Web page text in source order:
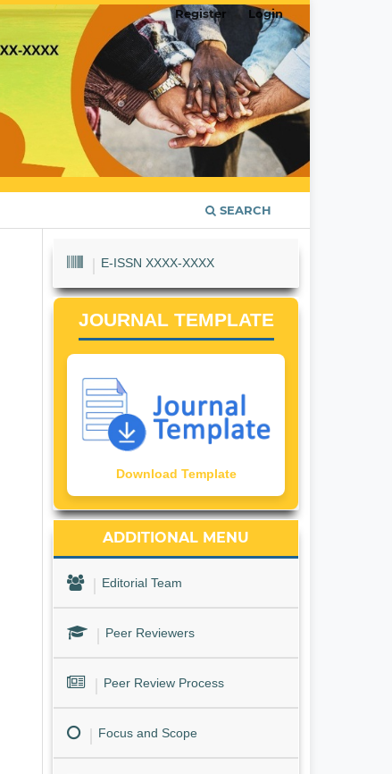
SEARCH
Register Login
E-ISSN XXXX-XXXX
JOURNAL TEMPLATE
Download Template
ADDITIONAL MENU
Editorial Team
Peer Reviewers
Peer Review Process
Focus and Scope